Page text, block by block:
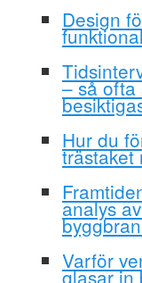
Design
– så ofta
Hur du
trästaket
analys
Varför
glasar in